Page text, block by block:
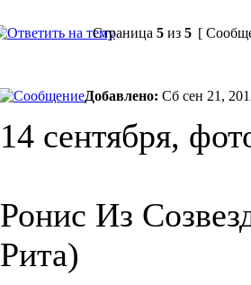
Страница 5 из 5 [
Добавлено: Сб сен 21,
14 сентября,
Ронис Из
Рита)